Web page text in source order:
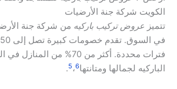
الكويت شركة جنة الأرضيات
تتميز عروض تركيب باركيه من شركة جنة
فترات محددة. أكثر من 70%
الباركيه لجمالها ومتانتها
5،6
.